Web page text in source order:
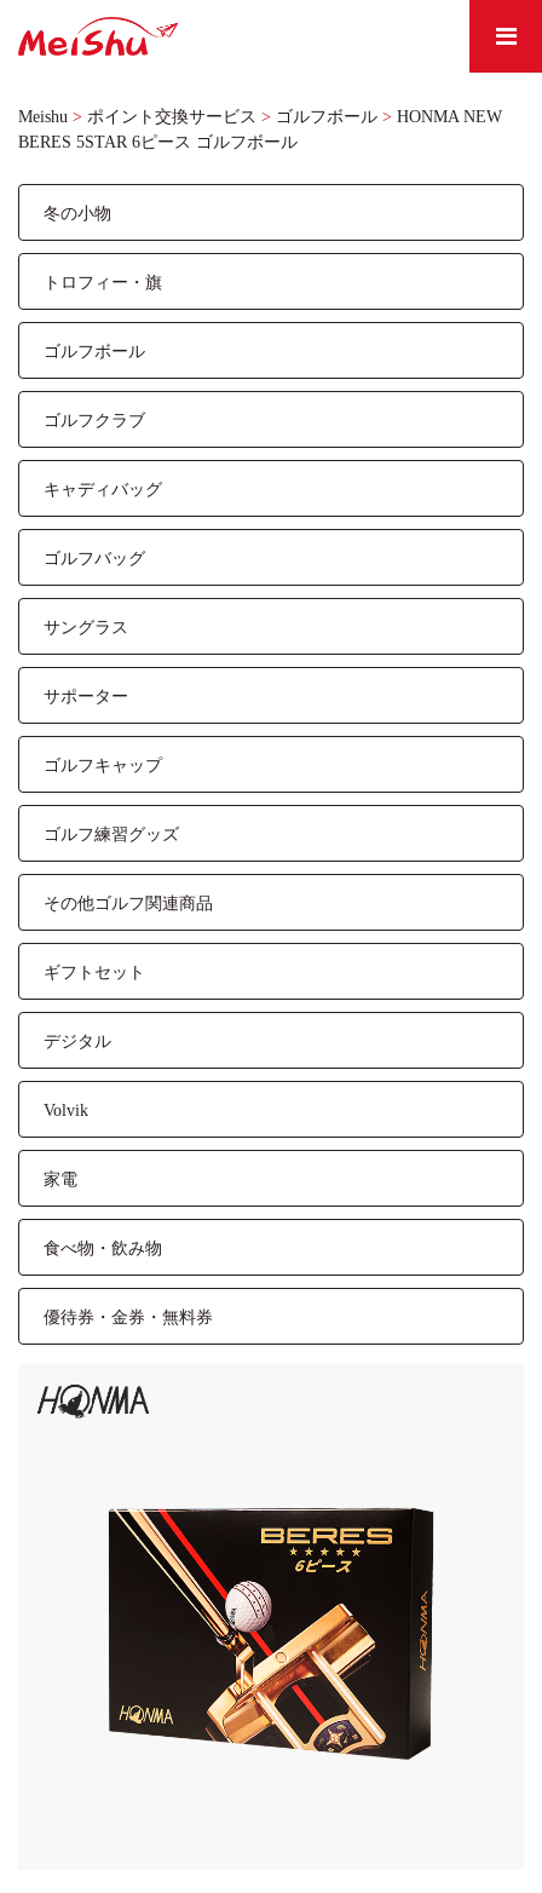
Meishu > ポイント交換サービス > ゴルフボール > HONMA NEW
BERES 5STAR 6ピース ゴルフボール
冬の小物
トロフィー・旗
ゴルフボール
ゴルフクラブ
キャディバッグ
ゴルフバッグ
サングラス
サポーター
ゴルフキャップ
ゴルフ練習グッズ
その他ゴルフ関連商品
ギフトセット
デジタル
Volvik
家電
食べ物・飲み物
優待券・金券・無料券